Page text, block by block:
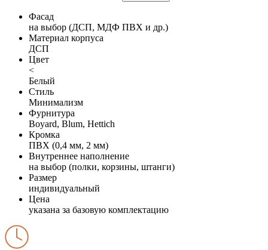
Фасад
на выбор (ДСП, МДФ ПВХ и др.)
Материал корпуса
ДСП
Цвет
<
Белый
Стиль
Минимализм
Фурнитура
Boyard, Blum, Hettich
Кромка
ПВХ (0,4 мм, 2 мм)
Внутреннее наполнение
на выбор (полки, корзины, штанги)
Размер
индивидуальный
Цена
указана за базовую комплектацию